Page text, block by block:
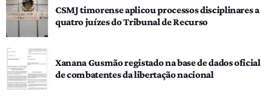
CSMJ timorense aplicou processos disciplinares a
quatro juízes do Tribunal de Recurso
Xanana Gusmão registado na base de dados oficial
de combatentes da libertação nacional